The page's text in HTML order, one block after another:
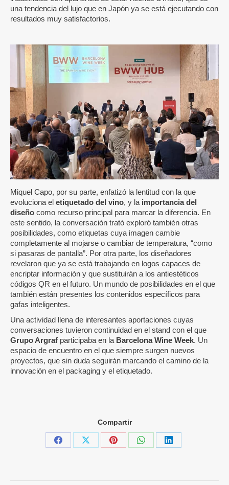
una tendencia del lujo que en Japón ya se está ejecutando con
resultados muy satisfactorios.
Miquel Capo, por su parte, enfatizó la lentitud con la que
evoluciona el etiquetado del vino, y la importancia del
diseño como recurso principal para marcar la diferencia. En
este sentido, la conversación trató exploró también otras
posibilidades, como etiquetas cuya imagen cambie
completamente al mojarse o cambiar de temperatura, “como
si pasaras de pantalla”. Por otra parte, los diseñadores
revelaron que ya se está trabajando en logos capaces de
encriptar información y que sustituirán a los antiestéticos
códigos QR en el futuro. Un mundo de posibilidades en el que
también están presentes los contenidos específicos para
gafas inteligentes.
Una actividad llena de interesantes aportaciones cuyas
conversaciones tuvieron continuidad en el stand con el que
Grupo Argraf participaba en la Barcelona Wine Week. Un
espacio de encuentro en el que siempre surgen nuevos
proyectos, que sin duda seguirán marcando el camino de la
innovación en el packaging y el etiquetado.
Compartir
Share
Share
Share
Share
Share